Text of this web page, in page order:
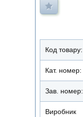
Код товару:
Кат. номер:
Зав. номер:
Виробник